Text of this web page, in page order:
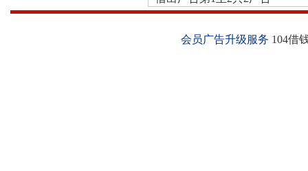
会员广告升级服务 104借